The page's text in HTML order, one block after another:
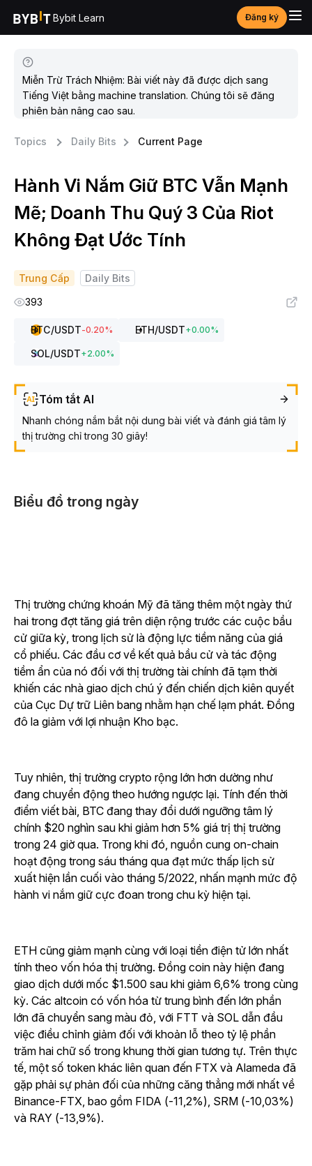
Bybit Learn Đăng ký
Miễn Trừ Trách Nhiệm: Bài viết này đã được dịch sang
Tiếng Việt bằng machine translation. Chúng tôi sẽ đăng
phiên bản nâng cao sau.
Topics Daily Bits Current Page
Hành Vi Nắm Giữ BTC Vẫn Mạnh
Mẽ; Doanh Thu Quý 3 Của Riot
Không Đạt Ước Tính
Trung Cấp
Daily Bits
393
BTC/USDT-0.20% ETH/USDT+0.00%
SOL/USDT+2.00%
Tóm tắt AI
Nhanh chóng nắm bắt nội dung bài viết và đánh giá tâm lý
thị trường chỉ trong 30 giây!
Biểu đồ trong ngày
Thị trường chứng khoán Mỹ đã tăng thêm một ngày thứ
hai trong đợt tăng giá trên diện rộng trước các cuộc bầu
cử giữa kỳ, trong lịch sử là động lực tiềm năng của giá
cổ phiếu. Các đầu cơ về kết quả bầu cử và tác động
tiềm ẩn của nó đối với thị trường tài chính đã tạm thời
khiến các nhà giao dịch chú ý đến chiến dịch kiên quyết
của Cục Dự trữ Liên bang nhằm hạn chế lạm phát. Đồng
đô la giảm với lợi nhuận Kho bạc.
Tuy nhiên, thị trường crypto rộng lớn hơn dường như
đang chuyển động theo hướng ngược lại. Tính đến thời
điểm viết bài, BTC đang thay đổi dưới ngưỡng tâm lý
chính $20 nghìn sau khi giảm hơn 5% giá trị thị trường
trong 24 giờ qua. Trong khi đó, nguồn cung on-chain
hoạt động trong sáu tháng qua đạt mức thấp lịch sử
xuất hiện lần cuối vào tháng 5/2022, nhấn mạnh mức độ
hành vi nắm giữ cực đoan trong chu kỳ hiện tại.
ETH cũng giảm mạnh cùng với loại tiền điện tử lớn nhất
tính theo vốn hóa thị trường. Đồng coin này hiện đang
giao dịch dưới mốc $1.500 sau khi giảm 6,6% trong cùng
kỳ. Các altcoin có vốn hóa từ trung bình đến lớn phần
lớn đã chuyển sang màu đỏ, với FTT và SOL dẫn đầu
việc điều chỉnh giảm đối với khoản lỗ theo tỷ lệ phần
trăm hai chữ số trong khung thời gian tương tự. Trên thực
tế, một số token khác liên quan đến FTX và Alameda đã
gặp phải sự phản đối của những căng thẳng mới nhất về
Binance-FTX, bao gồm FIDA (-11,2%), SRM (-10,03%)
và RAY (-13,9%).